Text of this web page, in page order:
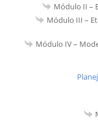
Módulo II –
Módulo III –
Módulo IV –